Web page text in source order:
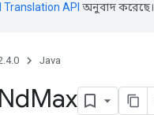
Translation API অনুবাদ করেছে।
Java
NdMax